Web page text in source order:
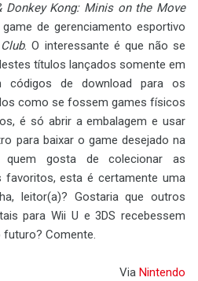
Donkey Kong: Minis on the Move
de gerenciamento esportivo
. O interessante é que não se
títulos lançados somente em
códigos de download para os
como se fossem games físicos
é só abrir a embalagem e usar
para baixar o game desejado na
gosta de colecionar as
favoritos, esta é certamente uma
leitor(a)? Gostaria que outros
para Wii U e 3DS recebessem
Comente.
Via Nintendo